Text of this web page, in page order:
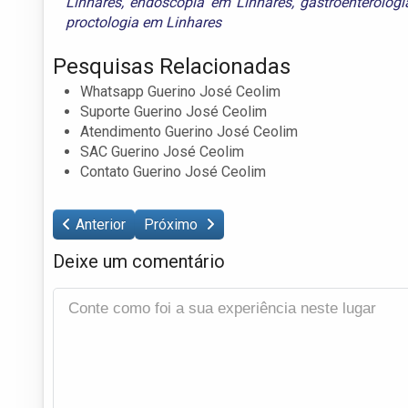
proctologia em Linhares
Pesquisas Relacionadas
Whatsapp Guerino José Ceolim
Suporte Guerino José Ceolim
Atendimento Guerino José Ceolim
SAC Guerino José Ceolim
Contato Guerino José Ceolim
Anterior Próximo
Deixe um comentário